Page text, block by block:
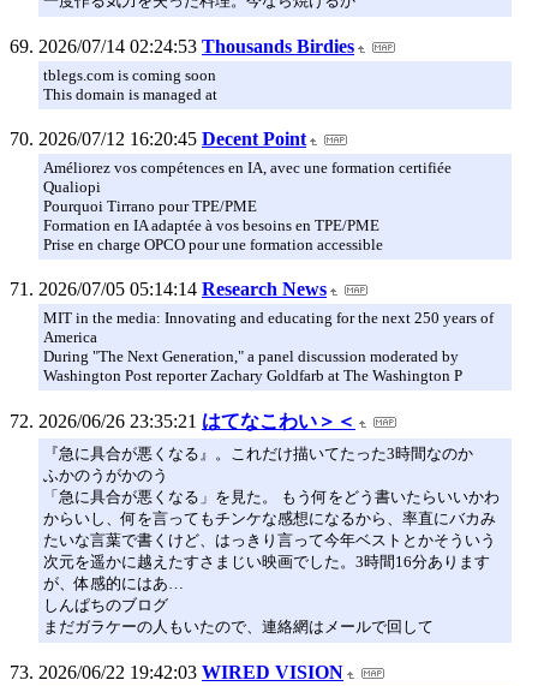
2026/07/14 02:24:53 Thousands Birdies
tblegs.com is coming soon
This domain is managed at
2026/07/12 16:20:45 Decent Point
Améliorez vos compétences en IA, avec une formation certifiée
Qualiopi
Pourquoi Tirrano pour TPE/PME
Formation en IA adaptée à vos besoins en TPE/PME
Prise en charge OPCO pour une formation accessible
2026/07/05 05:14:14 Research News
MIT in the media: Innovating and educating for the next 250 years of
America
During "The Next Generation," a panel discussion moderated by
Washington Post reporter Zachary Goldfarb at The Washington P
2026/06/26 23:35:21 はてなこわい＞＜
『急に具合が悪くなる』。これだけ描いてたった3時間なのか
ふかのうがかのう
「急に具合が悪くなる」を見た。 もう何をどう書いたらいいかわ
からいし、何を言ってもチンケな感想になるから、率直にバカみ
たいな言葉で書くけど、はっきり言って今年ベストとかそういう
次元を遥かに越えたすさまじい映画でした。3時間16分あります
が、体感的にはあ…
しんぱちのブログ
まだガラケーの人もいたので、連絡網はメールで回して
2026/06/22 19:42:03 WIRED VISION